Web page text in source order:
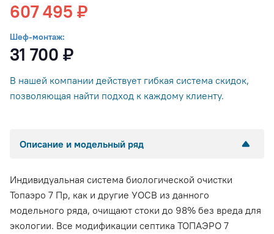
607 495 ₽
Шеф-монтаж:
31 700 ₽
В нашей компании действует гибкая система скидок,
позволяющая найти подход к каждому клиенту.
Описание и модельный ряд
Индивидуальная система биологической очистки
Топаэро 7 Пр, как и другие УОСВ из данного
модельного ряда, очищают стоки до 98% без вреда для
экологии. Все модификации септика ТОПАЭРО 7